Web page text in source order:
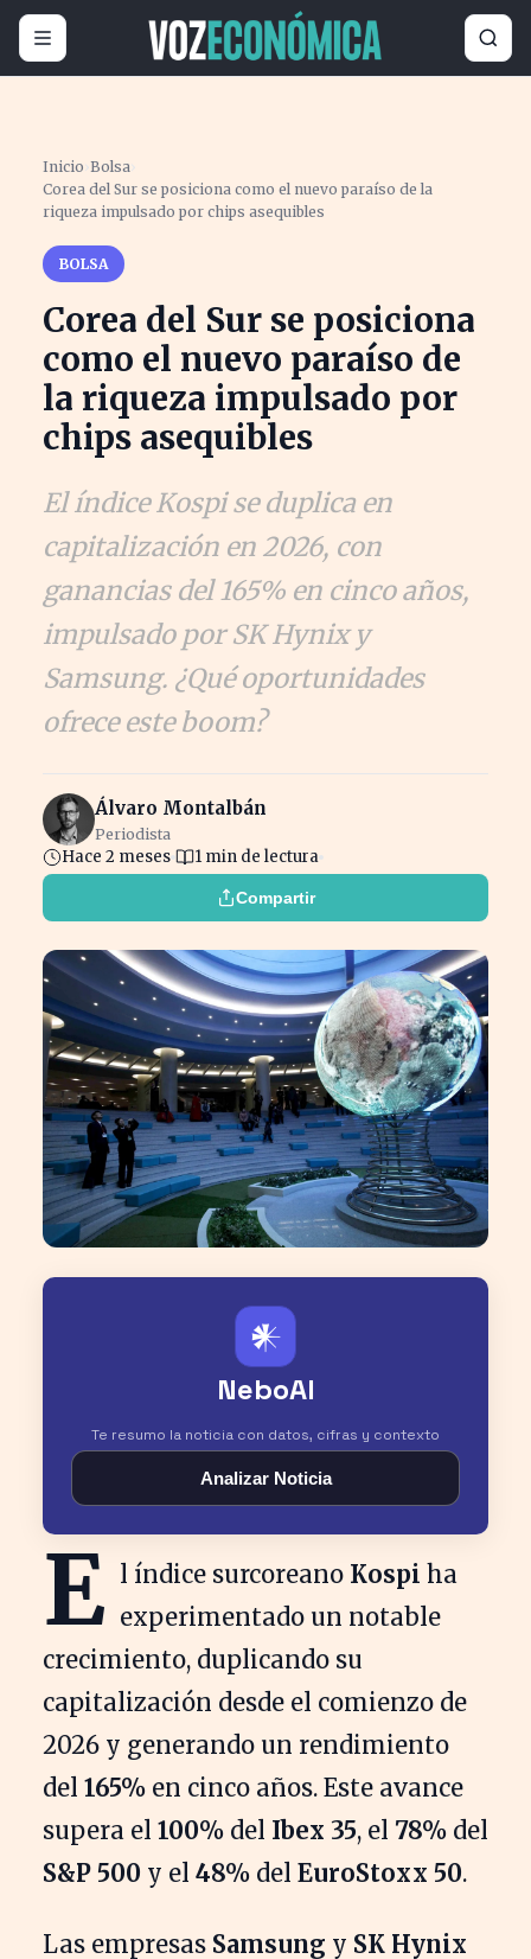
Inicio ›Bolsa›
Corea del Sur se posiciona como el nuevo paraíso de la
riqueza impulsado por chips asequibles
BOLSA
Corea del Sur se posiciona
como el nuevo paraíso de
la riqueza impulsado por
chips asequibles
El índice Kospi se duplica en
capitalización en 2026, con
ganancias del 165% en cinco años,
impulsado por SK Hynix y
Samsung. ¿Qué oportunidades
ofrece este boom?
Álvaro Montalbán
Periodista
Hace 2 meses 1 min de lectura
Compartir
𒀭
NeboAI
Te resumo la noticia con datos, cifras y contexto
Analizar Noticia
E l índice surcoreano Kospi ha
experimentado un notable
crecimiento, duplicando su
capitalización desde el comienzo de
2026 y generando un rendimiento
del 165% en cinco años. Este avance
supera el 100% del Ibex 35, el 78% del
S&P 500 y el 48% del EuroStoxx 50.
Las empresas Samsung y SK Hynix